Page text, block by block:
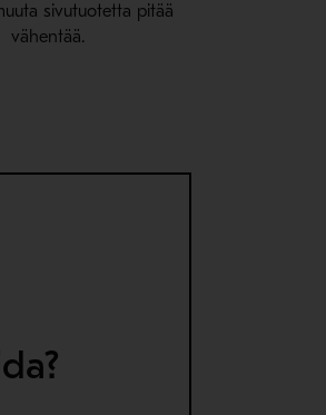
sivutuotetta pitää
vähentää.